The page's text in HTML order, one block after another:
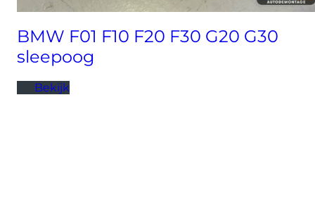
BMW F01 F10 F20 F30 G20 G30
sleepoog
Bekijk